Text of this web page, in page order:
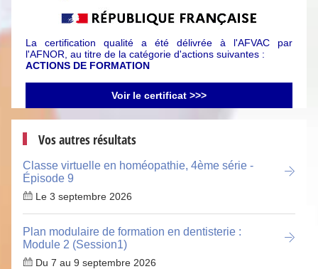
La certification qualité a été délivrée à l'AFVAC par
l'AFNOR, au titre de la catégorie d'actions suivantes :
ACTIONS DE FORMATION
Voir le certificat >>>
Vos autres résultats
Classe virtuelle en homéopathie, 4ème série -
Épisode 9
Le 3 septembre 2026
Plan modulaire de formation en dentisterie :
Module 2 (Session1)
Du 7 au 9 septembre 2026